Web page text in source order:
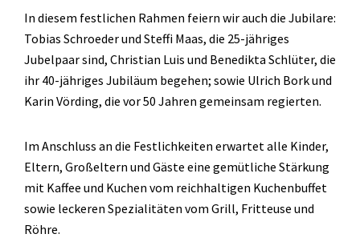
In diesem festlichen Rahmen feiern wir auch die Jubilare:
Tobias Schroeder und Steffi Maas, die 25-jähriges
Jubelpaar sind, Christian Luis und Benedikta Schlüter, die
ihr 40-jähriges Jubiläum begehen; sowie Ulrich Bork und
Karin Vörding, die vor 50 Jahren gemeinsam regierten.
Im Anschluss an die Festlichkeiten erwartet alle Kinder,
Eltern, Großeltern und Gäste eine gemütliche Stärkung
mit Kaffee und Kuchen vom reichhaltigen Kuchenbuffet
sowie leckeren Spezialitäten vom Grill, Fritteuse und
Röhre.